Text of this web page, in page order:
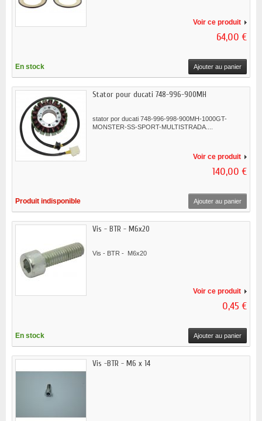
Voir ce produit
64,00 €
En stock Ajouter au panier
Stator pour ducati 748-996-900MH
stator por ducati 748-996-998-900MH-1000GT-
MONSTER-SS-SPORT-MULTISTRADA....
Voir ce produit
140,00 €
Produit indisponible Ajouter au panier
Vis - BTR - M6x20
Vis - BTR - M6x20
Voir ce produit
0,45 €
En stock Ajouter au panier
Vis -BTR - M6 x 14